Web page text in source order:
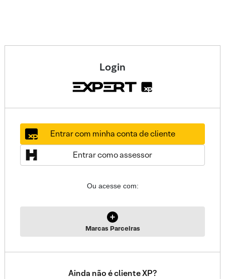
Login
Entrar com minha conta de cliente
Entrar como assessor
Ou acesse com:
Marcas Parceiras
Ainda não é cliente XP?